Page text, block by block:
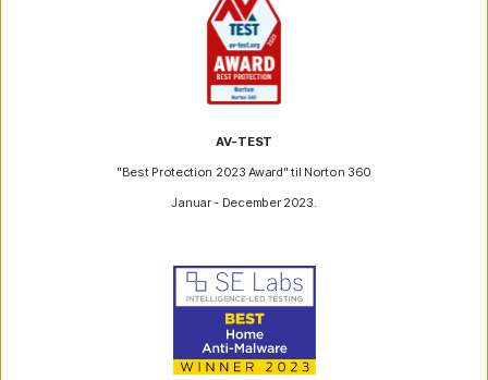
AV-TEST
"Best Protection 2023 Award" til Norton 360
Januar - December 2023.